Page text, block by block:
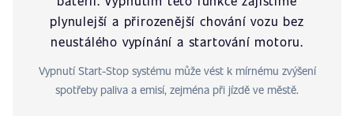
plynulejší a přirozenější chování vozu bez
neustálého vypínání a startování motoru.
Vypnutí Start-Stop systému může vést k mírnému zvýšení
spotřeby paliva a emisí, zejména při jízdě ve městě.